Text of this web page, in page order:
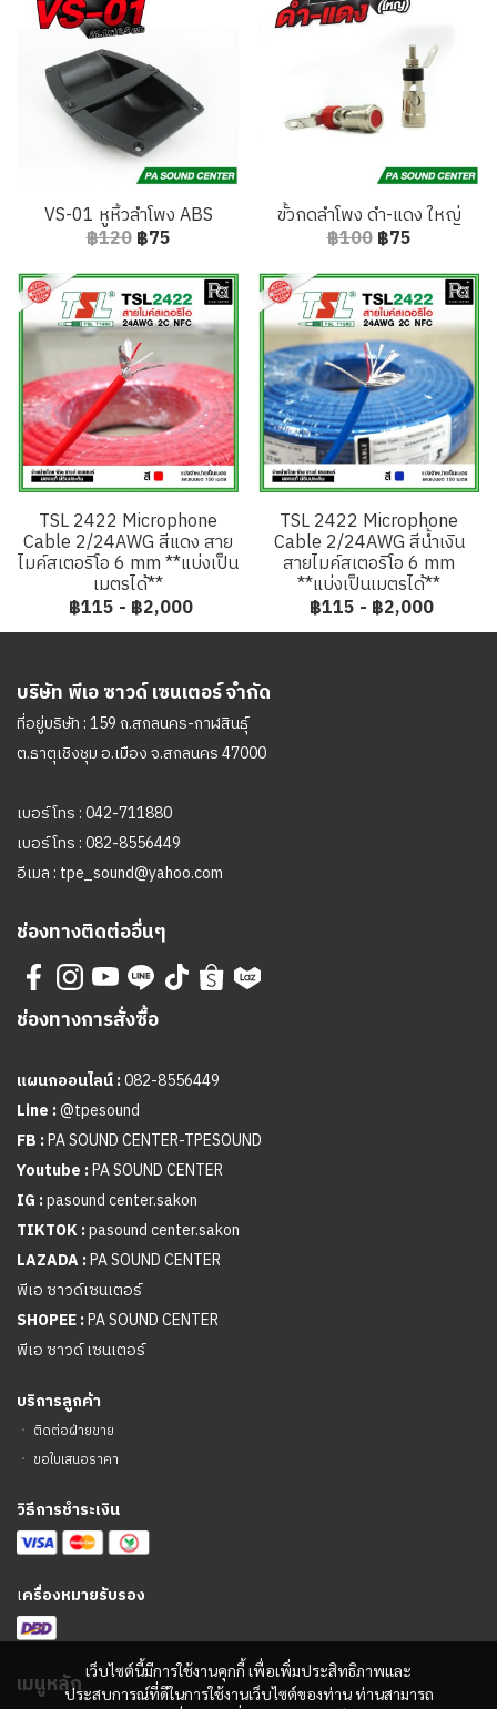
VS-01 หูหิ้วลำโพง ABS
฿120 ฿75
ขั้วกดลำโพง ดำ-แดง ใหญ่
฿100 ฿75
TSL 2422 Microphone
Cable 2/24AWG สีแดง สาย
ไมค์สเตอริโอ 6 mm **แบ่งเป็น
เมตรได้**
฿115 - ฿2,000
TSL 2422 Microphone
Cable 2/24AWG สีน้ำเงิน
สายไมค์สเตอริโอ 6 mm
**แบ่งเป็นเมตรได้**
฿115 - ฿2,000
เว็บไซต์นี้มีการใช้งานคุกกี้ เพื่อเพิ่มประสิทธิภาพและ
ประสบการณ์ที่ดีในการใช้งานเว็บไซต์ของท่าน ท่านสามารถ
บริษัท พีเอ ซาวด์ เซนเตอร์ จำกัด
ที่อยู่บริษัท : 159 ถ.สกลนคร-กาฬสินธุ์
ต.ธาตุเชิงชุม อ.เมือง จ.สกลนคร 47000
เบอร์โทร :042-711880
เบอร์โทร :082-8556449
อีเมล : tpe_sound@yahoo.com
ช่องทางติดต่ออื่นๆ
ช่องทางการสั่งซื้อ
แผนกออนไลน์ :082-8556449
Line :@tpesound
FB :PA SOUND CENTER-TPESOUND
Youtube :PA SOUND CENTER
IG :pasound center.sakon
TIKTOK :pasound center.sakon
LAZADA :PA SOUND CENTER
พีเอ ซาวด์เซนเตอร์
SHOPEE :PA SOUND CENTER
พีเอ ซาวด์ เซนเตอร์
บริการลูกค้า
ㆍ ติดต่อฝ่ายขาย
ㆍ ขอใบเสนอราคา
วิธีการชำระเงิน
เครื่องหมายรับรอง
เมนูหลัก